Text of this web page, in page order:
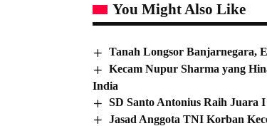
You Might Also Like
Tanah Longsor Banjarnegara,
Kecam Nupur Sharma yang
India
SD Santo Antonius Raih Juara
Jasad Anggota TNI Korban